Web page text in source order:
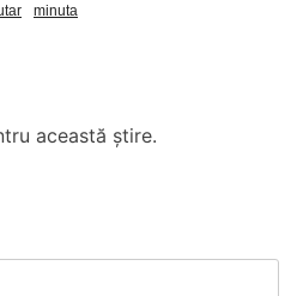
minuta
această știre.